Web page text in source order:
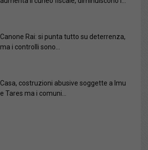
Canone Rai: si punta tutto su deterrenza,
ma i controlli sono...
Casa, costruzioni abusive soggette a Imu
e Tares ma i comuni...